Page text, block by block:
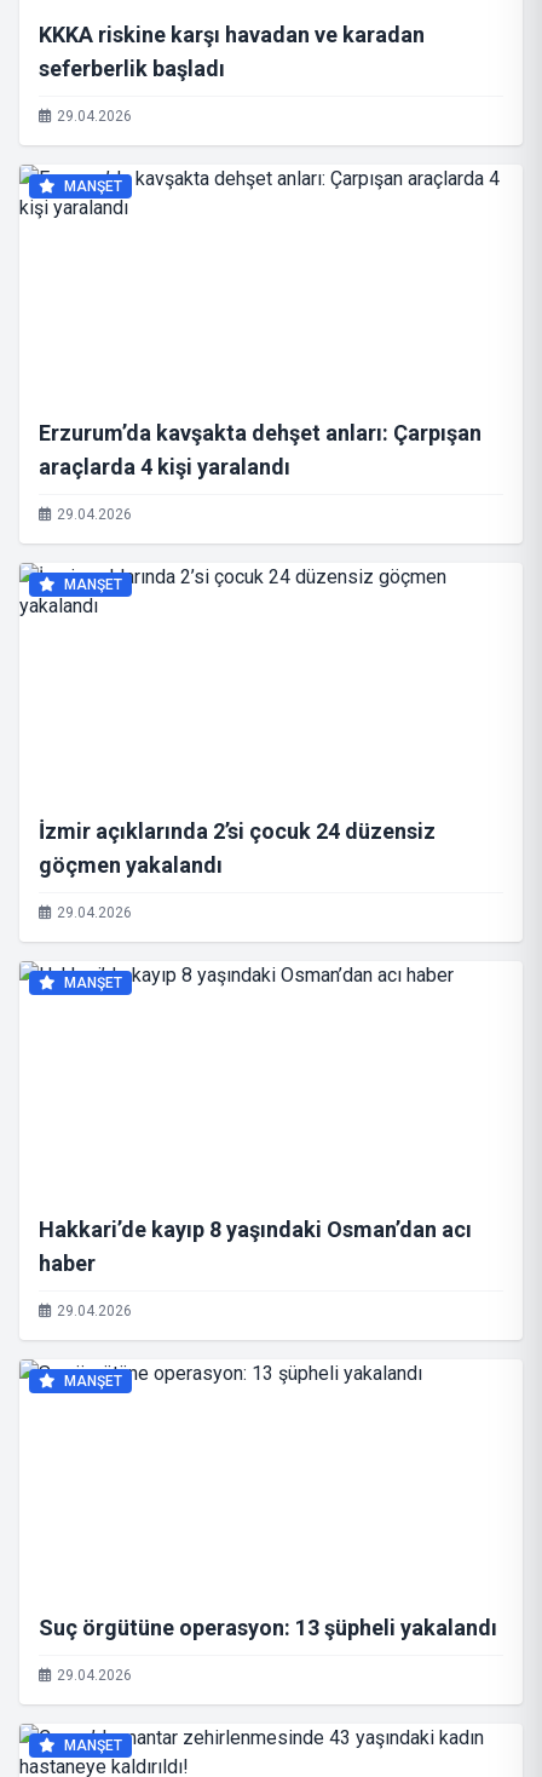
KKKA riskine karşı havadan ve karadan
seferberlik başladı
29.04.2026
MANŞET
Erzurum’da kavşakta dehşet anları: Çarpışan
araçlarda 4 kişi yaralandı
29.04.2026
MANŞET
İzmir açıklarında 2’si çocuk 24 düzensiz
göçmen yakalandı
29.04.2026
MANŞET
Hakkari’de kayıp 8 yaşındaki Osman’dan acı
haber
29.04.2026
MANŞET
Suç örgütüne operasyon: 13 şüpheli yakalandı
29.04.2026
MANŞET